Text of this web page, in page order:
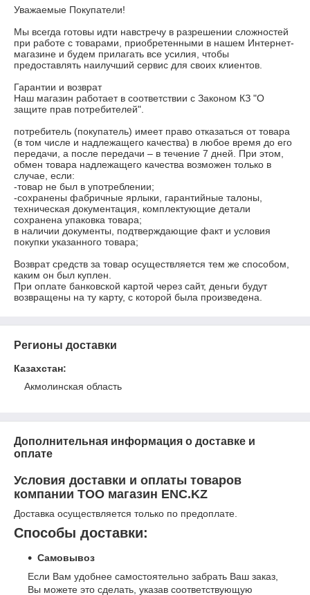
Уважаемые Покупатели!
Мы всегда готовы идти навстречу в разрешении сложностей
при работе с товарами, приобретенными в нашем Интернет-
магазине и будем прилагать все усилия, чтобы
предоставлять наилучший сервис для своих клиентов.
Гарантии и возврат
Наш магазин работает в соответствии с Законом КЗ "О
защите прав потребителей".
потребитель (покупатель) имеет право отказаться от товара
(в том числе и надлежащего качества) в любое время до его
передачи, а после передачи – в течение 7 дней. При этом,
обмен товара надлежащего качества возможен только в
случае, если:
-товар не был в употреблении;
-сохранены фабричные ярлыки, гарантийные талоны,
техническая документация, комплектующие детали
сохранена упаковка товара;
в наличии документы, подтверждающие факт и условия
покупки указанного товара;
Возврат средств за товар осуществляется тем же способом,
каким он был куплен.
При оплате банковской картой через сайт, деньги будут
возвращены на ту карту, с которой была произведена.
Регионы доставки
Казахстан:
Акмолинская область
Дополнительная информация о доставке и
оплате
Условия доставки и оплаты товаров
компании ТОО магазин ENC.KZ
Доставка осуществляется только по предоплате.
Способы доставки:
Самовывоз
Если Вам удобнее самостоятельно забрать Ваш заказ,
Вы можете это сделать, указав соответствующую